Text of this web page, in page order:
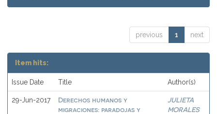
previous 1 next
Item hits:
Issue Date Title Author(s)
29-Jun-2017
Derechos humanos y
migraciones: paradojas y
JULIETA
MORALES